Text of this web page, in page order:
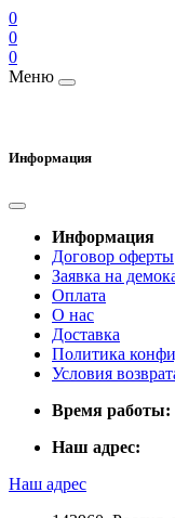
0
0
0
Меню
Информация
Информация
Договор оферты
Заявка на
Оплата
О нас
Доставка
Политика
Условия
Время работы:
Наш адрес:
Наш адрес